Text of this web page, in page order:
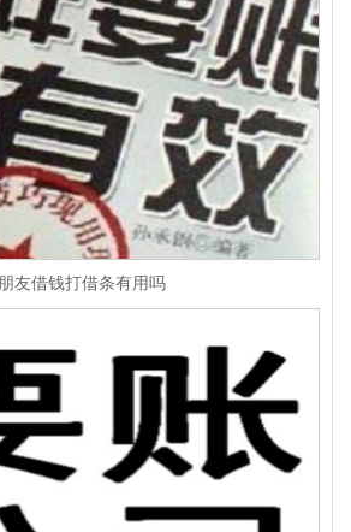
朋友借钱打借条有用吗